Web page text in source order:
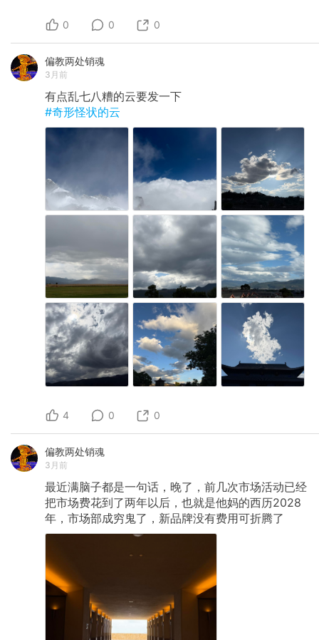
0 0 0
偏教两处销魂
3月前
有点乱七八糟的云要发一下
#奇形怪状的云
4 0 0
偏教两处销魂
3月前
最近满脑子都是一句话，晚了，前几次市场活动已经
把市场费花到了两年以后，也就是他妈的西历2028
年，市场部成穷鬼了，新品牌没有费用可折腾了